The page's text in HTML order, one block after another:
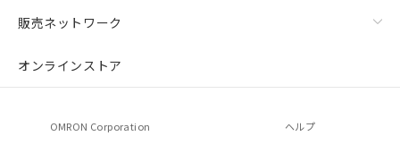
販売ネットワーク
オンラインストア
OMRON Corporation ヘルプ